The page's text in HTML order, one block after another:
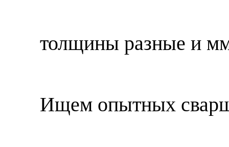
толщины разные и
Ищем опытных